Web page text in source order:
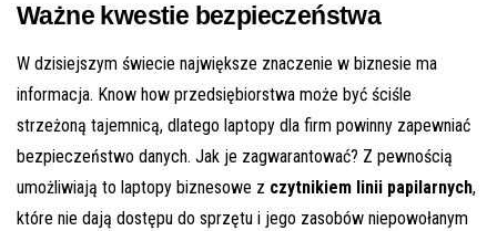
Ważne kwestie bezpieczeństwa
W dzisiejszym świecie największe znaczenie w biznesie ma
informacja. Know how przedsiębiorstwa może być ściśle
strzeżoną tajemnicą, dlatego laptopy dla firm powinny zapewniać
bezpieczeństwo danych. Jak je zagwarantować? Z pewnością
umożliwiają to laptopy biznesowe z czytnikiem linii papilarnych,
które nie dają dostępu do sprzętu i jego zasobów niepowołanym